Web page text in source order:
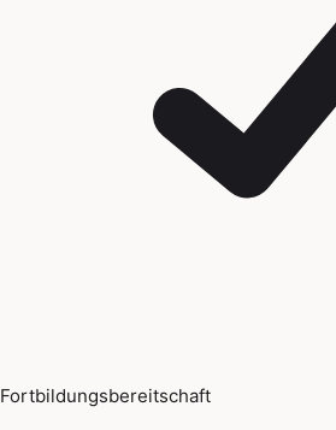
Fortbildungsbereitschaft